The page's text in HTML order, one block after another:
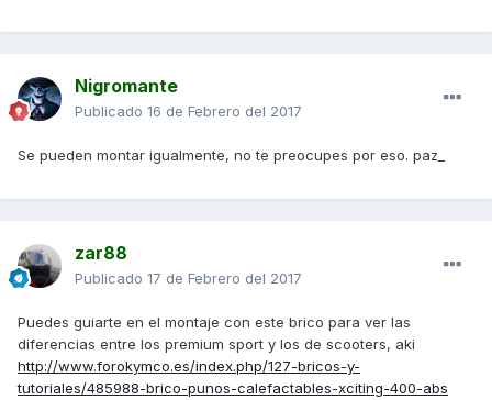
Nigromante
Publicado 16 de Febrero del 2017
Se pueden montar igualmente, no te preocupes por eso. paz_
zar88
Publicado 17 de Febrero del 2017
Puedes guiarte en el montaje con este brico para ver las
diferencias entre los premium sport y los de scooters, aki
http://www.forokymco.es/index.php/127-bricos-y-
tutoriales/485988-brico-punos-calefactables-xciting-400-abs